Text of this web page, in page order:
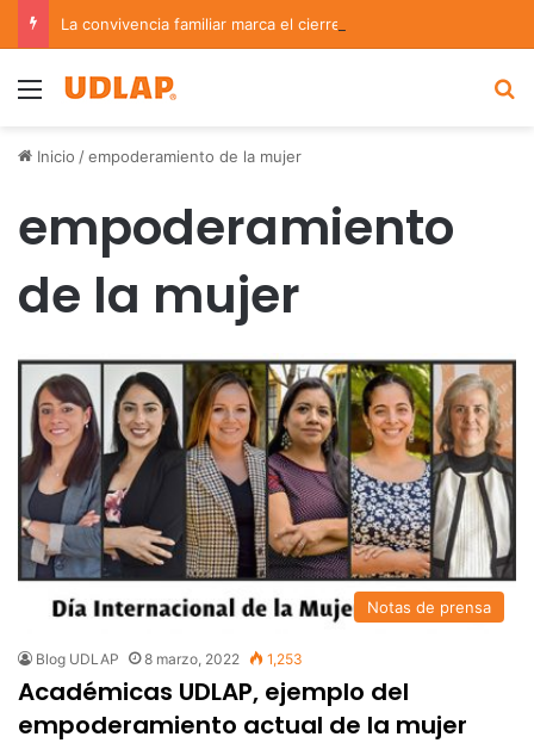
Menu
Inicio /empoderamiento de la mujer
empoderamiento
de la mujer
Notas de prensa
Blog UDLAP 8 marzo, 2022 1,253
Académicas UDLAP, ejemplo del
empoderamiento actual de la mujer